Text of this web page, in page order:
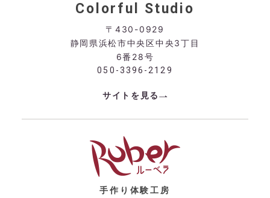
Colorful Studio
〒430-0929
静岡県浜松市中央区中央3丁目
6番28号
050-3396-2129
サイトを見る
手作り体験工房